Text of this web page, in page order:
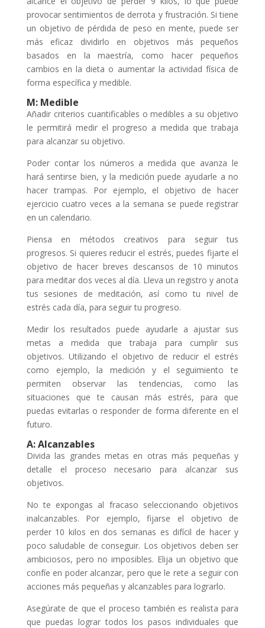
provocar sentimientos de derrota y frustración. Si tiene
un objetivo de pérdida de peso en mente, puede ser
más eficaz dividirlo en objetivos más pequeños
basados en la maestría, como hacer pequeños
cambios en la dieta o aumentar la actividad física de
forma específica y medible.
M: Medible
Añadir criterios cuantificables o medibles a su objetivo
le permitirá medir el progreso a medida que trabaja
para alcanzar su objetivo.
Poder contar los números a medida que avanza le
hará sentirse bien, y la medición puede ayudarle a no
hacer trampas. Por ejemplo, el objetivo de hacer
ejercicio cuatro veces a la semana se puede registrar
en un calendario.
Piensa en métodos creativos para seguir tus
progresos. Si quieres reducir el estrés, puedes fijarte el
objetivo de hacer breves descansos de 10 minutos
para meditar dos veces al día. Lleva un registro y anota
tus sesiones de meditación, así como tu nivel de
estrés cada día, para seguir tu progreso.
Medir los resultados puede ayudarle a ajustar sus
metas a medida que trabaja para cumplir sus
objetivos. Utilizando el objetivo de reducir el estrés
como ejemplo, la medición y el seguimiento te
permiten observar las tendencias, como las
situaciones que te causan más estrés, para que
puedas evitarlas o responder de forma diferente en el
futuro.
A: Alcanzables
Divida las grandes metas en otras más pequeñas y
detalle el proceso necesario para alcanzar sus
objetivos.
No te expongas al fracaso seleccionando objetivos
inalcanzables. Por ejemplo, fijarse el objetivo de
perder 10 kilos en dos semanas es difícil de hacer y
poco saludable de conseguir. Los objetivos deben ser
ambiciosos, pero no imposibles. Elija un objetivo que
confíe en poder alcanzar, pero que le rete a seguir con
acciones más pequeñas y alcanzables para lograrlo.
Asegúrate de que el proceso también es realista para
que puedas lograr todos los pasos individuales que